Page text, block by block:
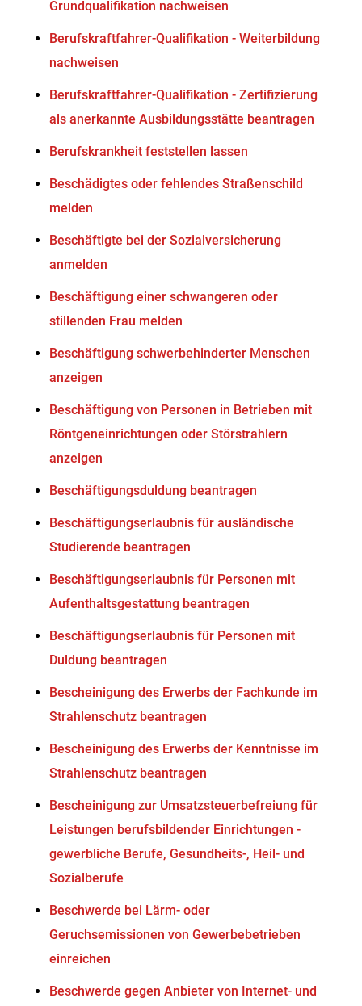
Grundqualifikation nachweisen
Berufskraftfahrer-Qualifikation - Weiterbildung
nachweisen
Berufskraftfahrer-Qualifikation - Zertifizierung
als anerkannte Ausbildungsstätte beantragen
Berufskrankheit feststellen lassen
Beschädigtes oder fehlendes Straßenschild
melden
Beschäftigte bei der Sozialversicherung
anmelden
Beschäftigung einer schwangeren oder
stillenden Frau melden
Beschäftigung schwerbehinderter Menschen
anzeigen
Beschäftigung von Personen in Betrieben mit
Röntgeneinrichtungen oder Störstrahlern
anzeigen
Beschäftigungsduldung beantragen
Beschäftigungserlaubnis für ausländische
Studierende beantragen
Beschäftigungserlaubnis für Personen mit
Aufenthaltsgestattung beantragen
Beschäftigungserlaubnis für Personen mit
Duldung beantragen
Bescheinigung des Erwerbs der Fachkunde im
Strahlenschutz beantragen
Bescheinigung des Erwerbs der Kenntnisse im
Strahlenschutz beantragen
Bescheinigung zur Umsatzsteuerbefreiung für
Leistungen berufsbildender Einrichtungen -
gewerbliche Berufe, Gesundheits-, Heil- und
Sozialberufe
Beschwerde bei Lärm- oder
Geruchsemissionen von Gewerbebetrieben
einreichen
Beschwerde gegen Anbieter von Internet- und